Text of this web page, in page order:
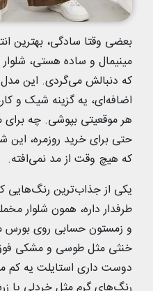
بعضی وقتا سادگی، بهترین
مینیمال و ساده هستی،
که دنبالش می‌گردی. این
اضافه‌ای، یه گزینه شیک و
هر موقعیتی بپوشی. چه برای
حتی برای خرید روزمره، این
که هیچ وقت از مد نمی‌افته.
یکی از جذاب‌ترین رنگ‌هایی
طرفدار داره، همون شلوار
و زمستون حسابی روی بورس
خنثی مثل طوسی و مشکی
دوست داری استایلت یه کم